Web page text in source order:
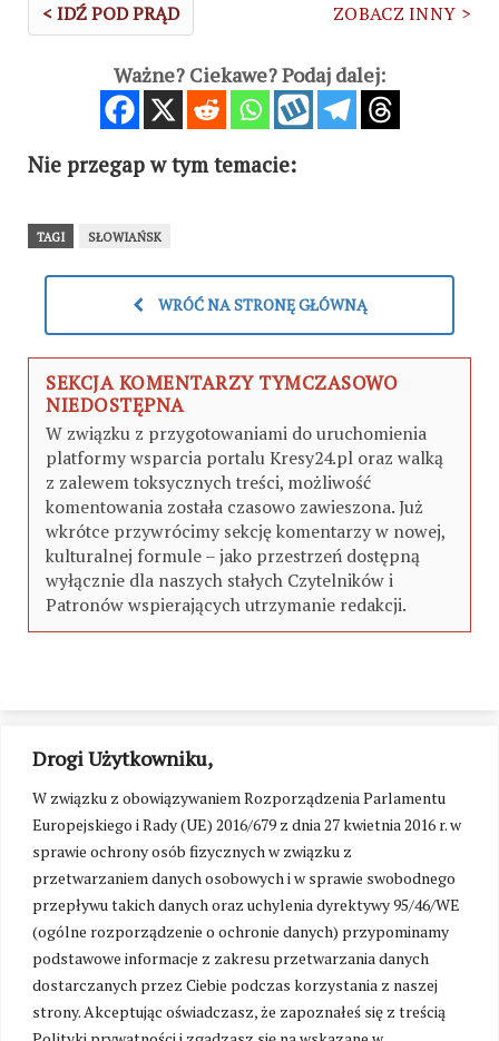
Drogi Użytkowniku,
W związku z obowiązywaniem Rozporządzenia Parlamentu
Europejskiego i Rady (UE) 2016/679 z dnia 27 kwietnia 2016 r. w
sprawie ochrony osób fizycznych w związku z
przetwarzaniem danych osobowych i w sprawie swobodnego
przepływu takich danych oraz uchylenia dyrektywy 95/46/WE
(ogólne rozporządzenie o ochronie danych) przypominamy
podstawowe informacje z zakresu przetwarzania danych
dostarczanych przez Ciebie podczas korzystania z naszej
strony. Akceptując oświadczasz, że zapoznałeś się z treścią
< IDŹ POD PRĄD ZOBACZ INNY >
Ważne? Ciekawe? Podaj dalej:
Nie przegap w tym temacie:
TAGI SŁOWIAŃSK
WRÓĆ NA STRONĘ GŁÓWNĄ
SEKCJA KOMENTARZY TYMCZASOWO
NIEDOSTĘPNA
W związku z przygotowaniami do uruchomienia
platformy wsparcia portalu Kresy24.pl oraz walką
z zalewem toksycznych treści, możliwość
komentowania została czasowo zawieszona. Już
wkrótce przywrócimy sekcję komentarzy w nowej,
kulturalnej formule – jako przestrzeń dostępną
wyłącznie dla naszych stałych Czytelników i
Patronów wspierających utrzymanie redakcji.